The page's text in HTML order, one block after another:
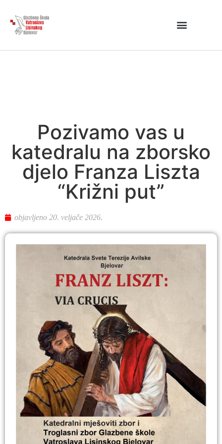
Pozivamo vas u
katedralu na zborsko
djelo Franza Liszta
“Križni put”
objavljeno 20. veljače 2026.